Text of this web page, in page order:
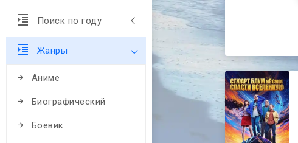
Поиск по году
Жанры
Аниме
Биографический
Боевик